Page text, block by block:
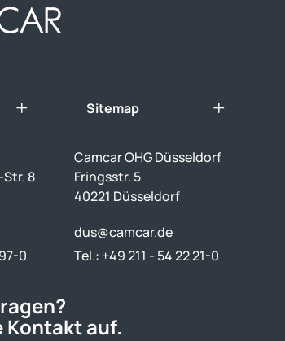
Sitemap
8
0
Camcar OHG Düsseldorf
Fringsstr. 5
40221 Düsseldorf
dus@camcar.de
Tel.: +49 211 - 54 22 21-0
Kontakt auf.